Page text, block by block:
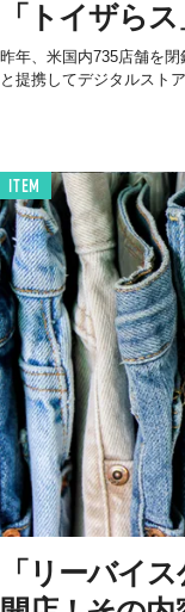
「トイザら
昨年、米国内735店舗を
と提携してデジタルストア
ITEM
「リーバイ